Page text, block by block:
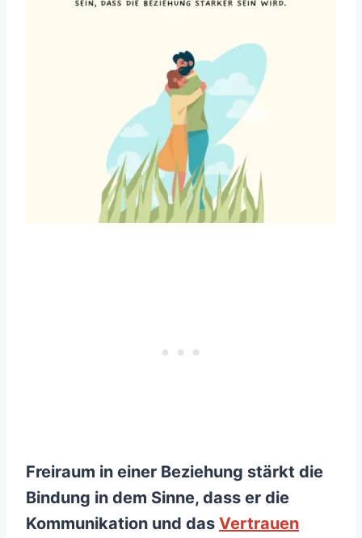
Freiraum in einer Beziehung stärkt die
Bindung in dem Sinne, dass er die
Kommunikation und das Vertrauen